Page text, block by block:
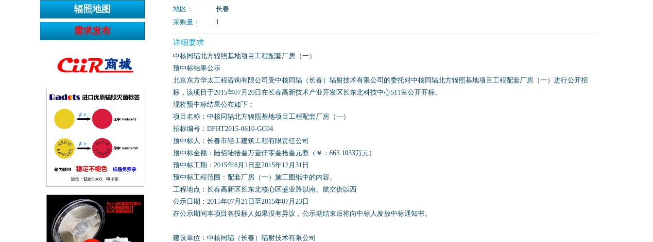
地区：
长春
采购量：
1
详细要求
中核同辐北方辐照基地项目工程配套厂房（一）
预中标结果公示
北京东方华太工程咨询有限公司受中核同辐（长春）辐射技术有限公司的委托对中核同辐北方辐照基地项目工程配套厂房（一）进行公开招
标，该项目于2015年07月20日在长春高新技术产业开发区长东北科技中心511室公开开标。
现将预中标结果公布如下：
项目名称：中核同辐北方辐照基地项目工程配套厂房（一）
招标编号：DFHT2015-0610-GC04
预中标人：长春市轻工建筑工程有限责任公司
预中标金额：陆佰陆拾叁万壹仟零叁拾叁元整（￥：663.1033万元）
预中标工期：2015年8月1日至2015年12月31日
预中标工程范围：配套厂房（一）施工图纸中的内容。
工程地点：长春高新区长东北核心区盛业路以南、航空街以西
公示日期：2015年07月21日至2015年07月23日
在公示期间本项目各投标人如果没有异议，公示期结束后将向中标人发放中标通知书。
建设单位：中核同辐（长春）辐射技术有限公司